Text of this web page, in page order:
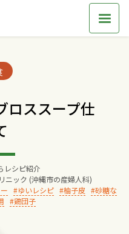
ロススープ仕
レシピ紹介
ニック (沖縄市の産婦人科)
ゆいレシピ 柚子皮
砂糖な
鶏団子
ス
いさつ
経営理念